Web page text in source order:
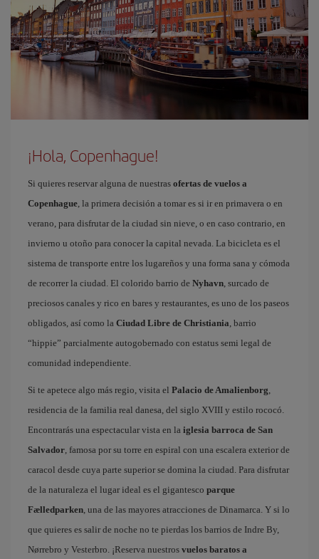
¡Hola, Copenhague!
Si quieres reservar alguna de nuestras ofertas de vuelos a
Copenhague, la primera decisión a tomar es si ir en primavera o en
verano, para disfrutar de la ciudad sin nieve, o en caso contrario, en
invierno u otoño para conocer la capital nevada. La bicicleta es el
sistema de transporte entre los lugareños y una forma sana y cómoda
de recorrer la ciudad. El colorido barrio de Nyhavn, surcado de
preciosos canales y rico en bares y restaurantes, es uno de los paseos
obligados, así como la Ciudad Libre de Christiania, barrio
“hippie” parcialmente autogobernado con estatus semi legal de
comunidad independiente.
Si te apetece algo más regio, visita el Palacio de Amalienborg,
residencia de la familia real danesa, del siglo XVIII y estilo rococó.
Encontrarás una espectacular vista en la iglesia barroca de San
Salvador, famosa por su torre en espiral con una escalera exterior de
caracol desde cuya parte superior se domina la ciudad. Para disfrutar
de la naturaleza el lugar ideal es el gigantesco parque
Fælledparken, una de las mayores atracciones de Dinamarca. Y si lo
que quieres es salir de noche no te pierdas los barrios de Indre By,
Nørrebro y Vesterbro. ¡Reserva nuestros vuelos baratos a